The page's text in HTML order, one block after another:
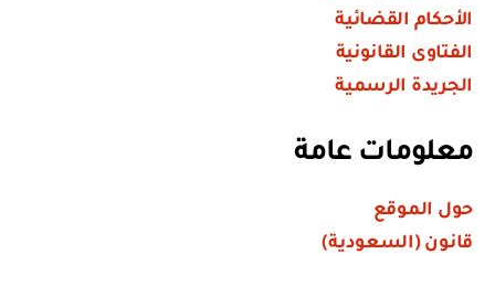
الأحكام القضائية
الفتاوى القانونية
الجريدة الرسمية
معلومات عامة
حول الموقع
قانون (السعودية)